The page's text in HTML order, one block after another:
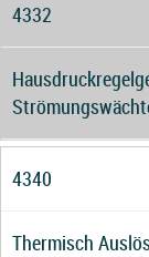
4332
4340
Thermisch